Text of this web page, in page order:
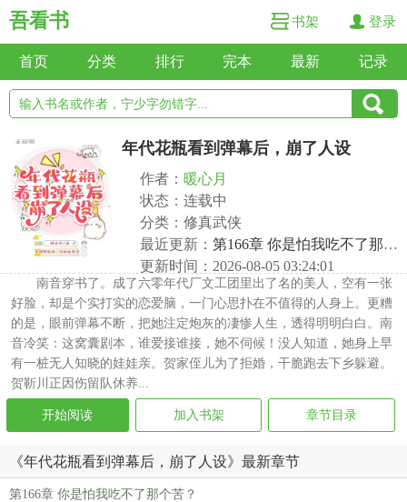
吾看书 书架 登录
首页 分类 排行 完本 最新 记录
年代花瓶看到弹幕后，崩了人设
作者： 暖心月
状态：连载中
分类：修真武侠
最近更新： 第166章 你是怕我吃不了那个苦？
更新时间：2026-08-05 03:24:01
南音穿书了。成了六零年代厂文工团里出了名的美人，空有一张
好脸，却是个实打实的恋爱脑，一门心思扑在不值得的人身上。更糟
的是，眼前弹幕不断，把她注定炮灰的凄惨人生，透得明明白白。南
音冷笑：这窝囊剧本，谁爱接谁接，她不伺候！没人知道，她身上早
有一桩无人知晓的娃娃亲。贺家侄儿为了拒婚，干脆跑去下乡躲避。
贺靳川正因伤留队休养...
开始阅读 加入书架 章节目录
《年代花瓶看到弹幕后，崩了人设》最新章节
第166章 你是怕我吃不了那个苦？